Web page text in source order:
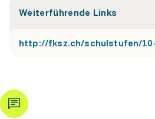
Weiterführende Links
http://fksz.ch/schulstufen/